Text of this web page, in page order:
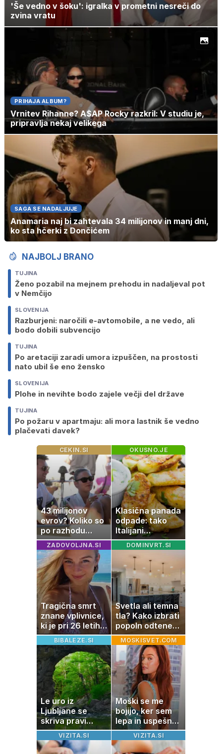
'Še vedno v šoku': igralka v prometni nesreči do
zvina vratu
PRIHAJA ALBUM?
Vrnitev Rihanne? A$AP Rocky razkril: V studiu je,
pripravlja nekaj velikega
SAGA SE NADALJUJE
Anamaria naj bi zahtevala 34 milijonov in manj dni,
ko sta hčerki z Dončićem
NAJBOLJ BRANO
TUJINA
Ženo pozabil na mejnem prehodu in nadaljeval pot
v Nemčijo
SLOVENIJA
Razburjeni: naročili e-avtomobile, a ne vedo, ali
bodo dobili subvencijo
TUJINA
Po aretaciji zaradi umora izpuščen, na prostosti
nato ubil še eno žensko
SLOVENIJA
Plohe in nevihte bodo zajele večji del države
TUJINA
Po požaru v apartmaju: ali mora lastnik še vedno
plačevati davek?
CEKIN.SI
43 milijonov
evrov? Koliko so
po razhodu
zahtevale ali
prejele
partnerice
športnih
zvezdnikov
OKUSNO.JE
Klasična panada
odpade: tako
Italijani
pripravijo
slastne ocvrte
bučke
ZADOVOLJNA.SI
Tragična smrt
znane vplivnice,
ki je pri 26 letih
izgubila boj z
boleznijo
DOMINVRT.SI
Svetla ali temna
tla? Kako izbrati
popoln odtenek
za vaš dom
BIBALEZE.SI
Le uro iz
Ljubljane se
skriva pravi
naravni čudež:
izlet, ki bo
navdušil otroke
MOSKISVET.COM
Moški se me
bojijo, ker sem
lepa in uspešna:
Misica razkrila,
zakaj je še
vedno samska
VIZITA.SI VIZITA.SI